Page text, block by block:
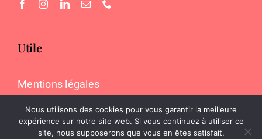
Utile
Mentions légales
Nous utilisons des cookies pour vous garantir la meilleure
expérience sur notre site web. Si vous continuez à utiliser ce
site, nous supposerons que vous en êtes satisfait.